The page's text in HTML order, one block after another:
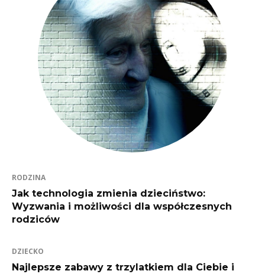
RODZINA
Jak technologia zmienia dzieciństwo:
Wyzwania i możliwości dla współczesnych
rodziców
DZIECKO
Najlepsze zabawy z trzylatkiem dla Ciebie i